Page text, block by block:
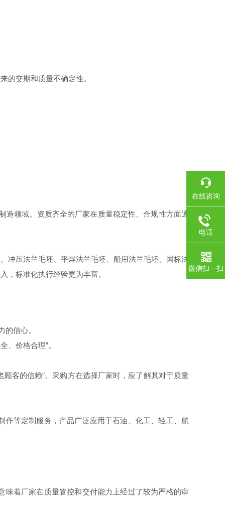
的交期和质量不确定性。
领域。资质齐全的厂家在质量稳定性、合规性方面通
冲压法兰毛坯、平焊法兰毛坯、船用法兰毛坯、国标法
，标准化执行经验更为丰富。
信心。
、价格合理”。
客的信赖”。采购方在选择厂家时，应了解其对于质量
等定制服务，产品广泛应用于石油、化工、轻工、航
着厂家在质量管控和交付能力上经过了较为严格的审
在线咨询
电话
微信扫一扫